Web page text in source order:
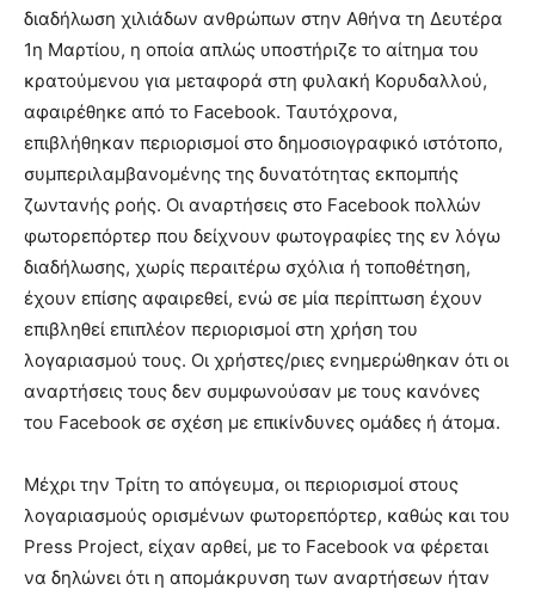
διαδήλωση χιλιάδων ανθρώπων στην Αθήνα τη Δευτέρα
1η Μαρτίου, η οποία απλώς υποστήριζε το αίτημα του
κρατούμενου για μεταφορά στη φυλακή Κορυδαλλού,
αφαιρέθηκε από το Facebook. Ταυτόχρονα,
επιβλήθηκαν περιορισμοί στο δημοσιογραφικό ιστότοπο,
συμπεριλαμβανομένης της δυνατότητας εκπομπής
ζωντανής ροής. Οι αναρτήσεις στο Facebook πολλών
φωτορεπόρτερ που δείχνουν φωτογραφίες της εν λόγω
διαδήλωσης, χωρίς περαιτέρω σχόλια ή τοποθέτηση,
έχουν επίσης αφαιρεθεί, ενώ σε μία περίπτωση έχουν
επιβληθεί επιπλέον περιορισμοί στη χρήση του
λογαριασμού τους. Οι χρήστες/ριες ενημερώθηκαν ότι οι
αναρτήσεις τους δεν συμφωνούσαν με τους κανόνες
του Facebook σε σχέση με επικίνδυνες ομάδες ή άτομα.
Μέχρι την Τρίτη το απόγευμα, οι περιορισμοί στους
λογαριασμούς ορισμένων φωτορεπόρτερ, καθώς και του
Press Project, είχαν αρθεί, με το Facebook να φέρεται
να δηλώνει ότι η απομάκρυνση των αναρτήσεων ήταν